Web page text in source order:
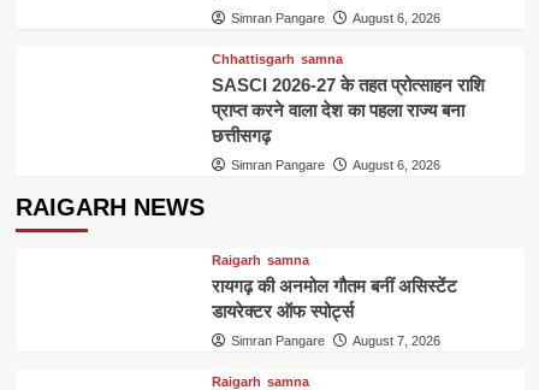
Simran Pangare August 6, 2026
Chhattisgarh samna
SASCI 2026-27 के तहत प्रोत्साहन राशि
प्राप्त करने वाला देश का पहला राज्य बना
छत्तीसगढ़
Simran Pangare August 6, 2026
RAIGARH NEWS
Raigarh samna
रायगढ़ की अनमोल गौतम बनीं असिस्टेंट
डायरेक्टर ऑफ स्पोर्ट्स
Simran Pangare August 7, 2026
Raigarh samna